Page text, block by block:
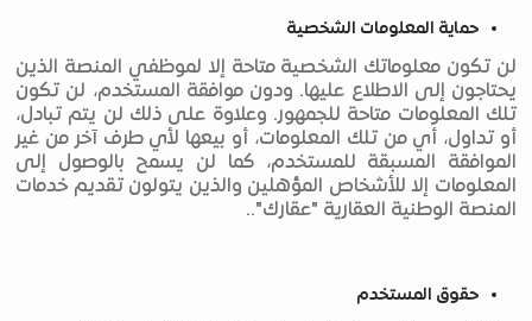
حماية المعلومات الشخصية
لن تكون معلوماتك الشخصية متاحة إلا لموظفي المنصة الذين
يحتاجون إلى الاطلاع عليها. ودون موافقة المستخدم، لن تكون
تلك المعلومات متاحة للجمهور. وعلاوة على ذلك لن يتم تبادل،
أو تداول، أي من تلك المعلومات، أو بيعها لأي طرف آخر من غير
الموافقة المسبقة للمستخدم، كما لن يسمح بالوصول إلى
المعلومات إلا للأشخاص المؤهلين والذين يتولون تقديم خدمات
المنصة الوطنية العقارية "عقارك"..
حقوق المستخدم